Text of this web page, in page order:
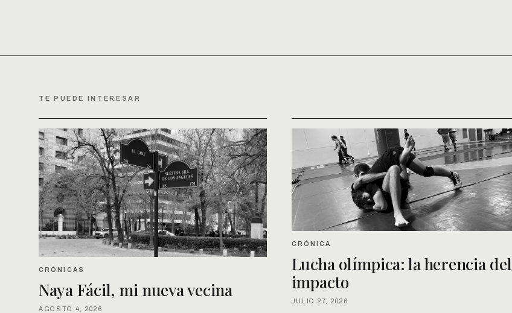
TE PUEDE INTERESAR
CRÓNICAS
Naya Fácil, mi nueva vecina
AGOSTO 4, 2026
CRÓNICA
Lucha olímpica: la herencia del
impacto
JULIO 27, 2026